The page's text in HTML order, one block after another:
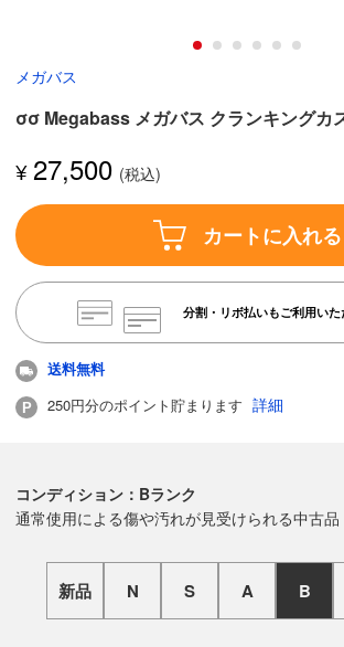
メガバス
σσ Megabass メガバス クランキングカ
¥27,500
カートに入れる
分割・リボ払いもご利用いた
送料無料
250円分のポイント貯まります 詳細
コンディション：Bランク
通常使用による傷や汚れが見受けられる中古品
新品 N S A B